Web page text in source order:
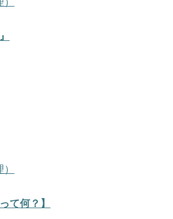
て何？】